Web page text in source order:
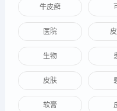
牛皮癣
医院
生物
皮肤
软膏